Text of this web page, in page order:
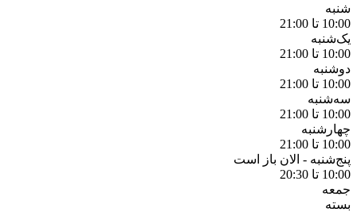
شنبه
10:00 تا 21:00
یک‌شنبه
10:00 تا 21:00
دوشنبه
10:00 تا 21:00
سه‌شنبه
10:00 تا 21:00
چهارشنبه
10:00 تا 21:00
پنج‌شنبه - الان باز است
10:00 تا 20:30
جمعه
بسته